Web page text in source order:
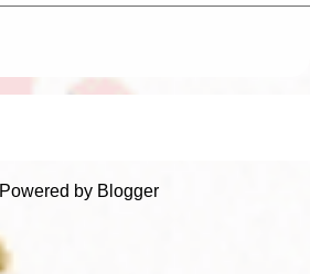
Powered by Blogger